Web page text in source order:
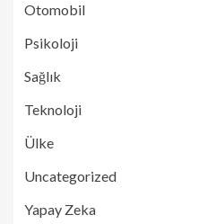
Otomobil
Psikoloji
Sağlık
Teknoloji
Ülke
Uncategorized
Yapay Zeka